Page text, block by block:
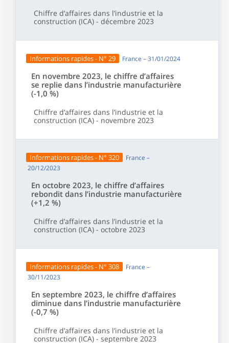
Chiffre d’affaires dans l’industrie et la
construction (ICA) - décembre 2023
Informations rapides - N° 29 France – 31/01/2024
En novembre 2023, le chiffre d’affaires
se replie dans l’industrie manufacturière
(-1,0 %)
Chiffre d’affaires dans l’industrie et la
construction (ICA) - novembre 2023
Informations rapides - N° 320
France –
20/12/2023
En octobre 2023, le chiffre d’affaires
rebondit dans l’industrie manufacturière
(+1,2 %)
Chiffre d’affaires dans l’industrie et la
construction (ICA) - octobre 2023
Informations rapides - N° 308
France –
30/11/2023
En septembre 2023, le chiffre d’affaires
diminue dans l’industrie manufacturière
(-0,7 %)
Chiffre d’affaires dans l’industrie et la
construction (ICA) - septembre 2023